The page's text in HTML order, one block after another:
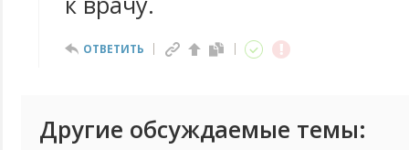
ОТВЕТИТЬ
Другие обсуждаемые темы: